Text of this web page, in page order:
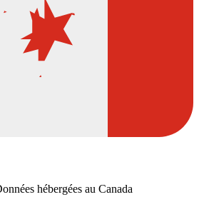
hébergées au Canada